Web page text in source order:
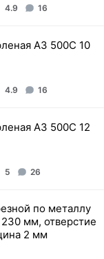
4.9 16
А3 500С 10
4.9 16
А3 500С 12
5 26
по металлу
мм, отверстие
2 мм